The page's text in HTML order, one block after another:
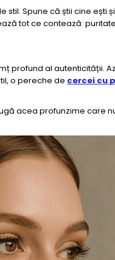
Spune că știi cine ești
tot ce contează:
profund al autenticității.
o pereche de cercei cu
acea profunzime care